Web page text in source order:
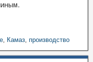
, Камаз, производство